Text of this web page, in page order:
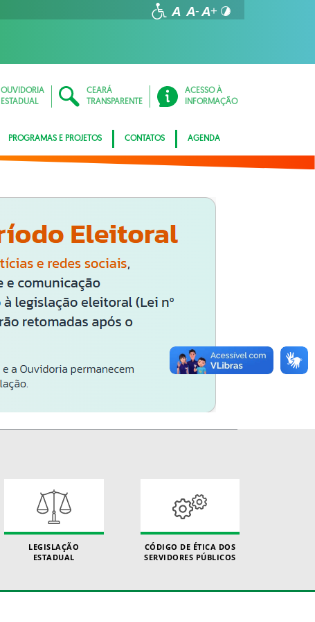
OUVIDORIA
ESTADUAL
CEARÁ
TRANSPARENTE
ACESSO À
INFORMAÇÃO
PROGRAMAS E PROJETOS CONTATOS AGENDA
LEGISLAÇÃO
ESTADUAL
CÓDIGO DE ÉTICA DOS
SERVIDORES PÚBLICOS